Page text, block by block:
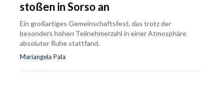
stoßen in Sorso an
Ein großartiges Gemeinschaftsfest, das trotz der
besonders hohen Teilnehmerzahl in einer Atmosphäre
absoluter Ruhe stattfand.
Mariangela Pala